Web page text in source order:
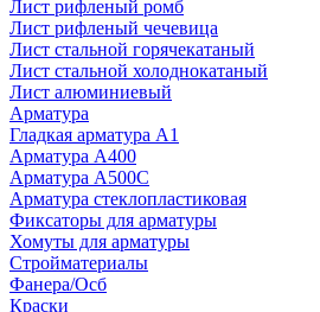
Лист рифленый ромб
Лист рифленый чечевица
Лист стальной горячекатаный
Лист стальной холоднокатаный
Лист алюминиевый
Арматура
Гладкая арматура А1
Арматура А400
Арматура A500C
Арматура стеклопластиковая
Фиксаторы для арматуры
Хомуты для арматуры
Стройматериалы
Фанера/Осб
Краски